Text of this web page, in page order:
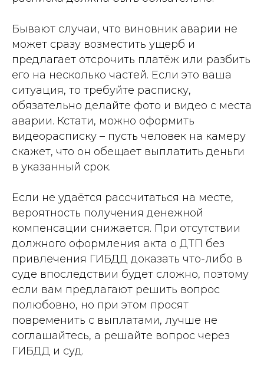
Бывают случаи, что виновник аварии не
может сразу возместить ущерб и
предлагает отсрочить платёж или разбить
его на несколько частей. Если это ваша
ситуация, то требуйте расписку,
обязательно делайте фото и видео с места
аварии. Кстати, можно оформить
видеорасписку – пусть человек на камеру
скажет, что он обещает выплатить деньги
в указанный срок.
Если не удаётся рассчитаться на месте,
вероятность получения денежной
компенсации снижается. При отсутствии
должного оформления акта о ДТП без
привлечения ГИБДД доказать что-либо в
суде впоследствии будет сложно, поэтому
если вам предлагают решить вопрос
полюбовно, но при этом просят
повременить с выплатами, лучше не
соглашайтесь, а решайте вопрос через
ГИБДД и суд.